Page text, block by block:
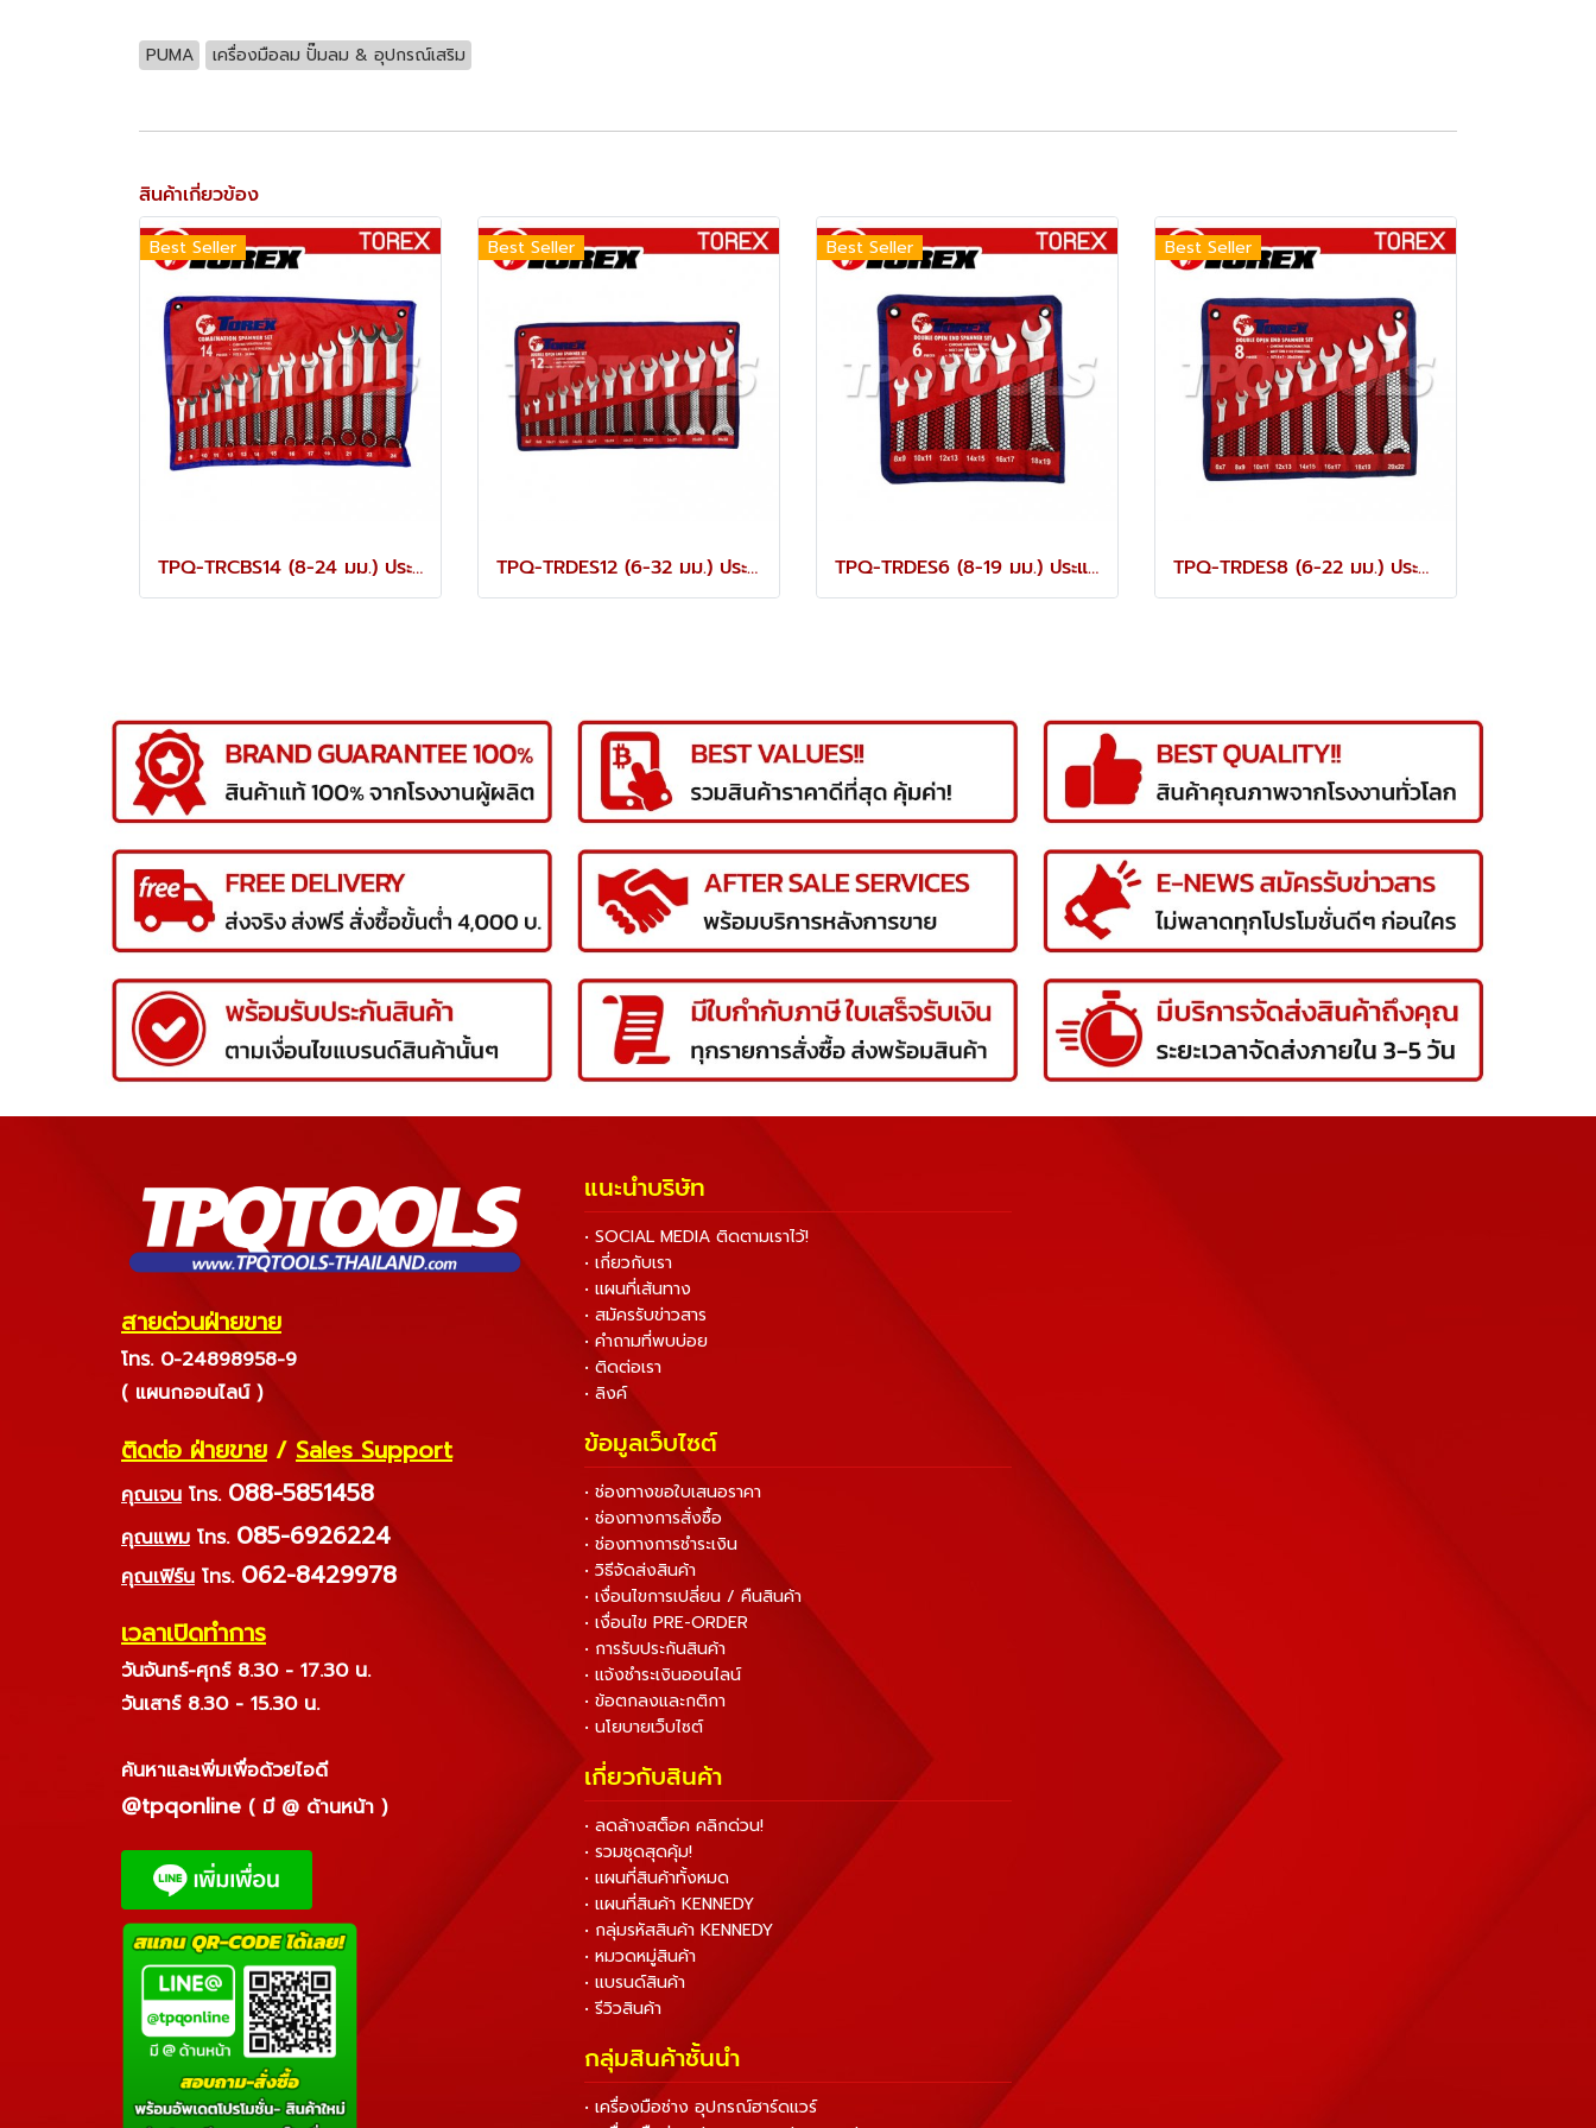
PUMA เครื่องมือลม ปั๊มลม & อุปกรณ์เสริม
สินค้าเกี่ยวข้อง
Best Seller
TPQ-TRCBS14 (8-24 มม.) ประแจแหวนข้างปากตายชุด 14 ตัว TOREX
Best Seller
TPQ-TRDES12 (6-32 มม.) ประแจปากตายชุด 12 ตัว TOREX
Best Seller
TPQ-TRDES6 (8-19 มม.) ประแจปากตายชุด 6 ตัว TOREX
Best Seller
TPQ-TRDES8 (6-22 มม.) ประแจปากตายชุด 8 ตัว TOREX
สายด่วนฝ่ายขาย
โทร. 0-24898958-9
( แผนกออนไลน์ )
ติดต่อ ฝ่ายขาย / Sales Support
คุณเจน โทร. 088-5851458
คุณแพม โทร. 085-6926224
คุณเฟิร์น โทร. 062-8429978
เวลาเปิดทำการ
วันจันทร์-ศุกร์ 8.30 - 17.30 น.
วันเสาร์ 8.30 - 15.30 น.
ค้นหาและเพิ่มเพื่อด้วยไอดี
@tpqonline ( มี @ ด้านหน้า )
แนะนำบริษัท
• SOCIAL MEDIA ติดตามเราไว้!
• เกี่ยวกับเรา
• แผนที่เส้นทาง
• สมัครรับข่าวสาร
• คำถามที่พบบ่อย
• ติดต่อเรา
• ลิงค์
ข้อมูลเว็บไซต์
• ช่องทางขอใบเสนอราคา
• ช่องทางการสั่งซื้อ
• ช่องทางการชำระเงิน
• วิธีจัดส่งสินค้า
• เงื่อนไขการเปลี่ยน / คืนสินค้า
• เงื่อนไข PRE-ORDER
• การรับประกันสินค้า
• แจ้งชำระเงินออนไลน์
• ข้อตกลงและกติกา
• นโยบายเว็บไซต์
เกี่ยวกับสินค้า
• ลดล้างสต็อค คลิกด่วน!
• รวมชุดสุดคุ้ม!
• แผนที่สินค้าทั้งหมด
• แผนที่สินค้า KENNEDY
• กลุ่มรหัสสินค้า KENNEDY
• หมวดหมู่สินค้า
• แบรนด์สินค้า
• รีวิวสินค้า
กลุ่มสินค้าชั้นนำ
• เครื่องมือช่าง อุปกรณ์ฮาร์ดแวร์